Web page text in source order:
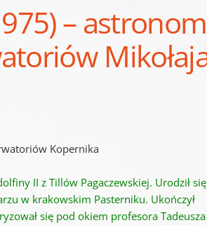
–
Kopernika
II z Tillów Pagaczewskiej. Urodził
w krakowskim Pasterniku. Ukończył
się pod okiem profesora Tadeusza